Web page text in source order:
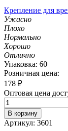
Крепление для
Ужасно
Плохо
Нормально
Хорошо
Отлично
Упаковка: 60
Розничная цена:
178 ₽
Оптовая цена
В корзину
Артикул: 3601